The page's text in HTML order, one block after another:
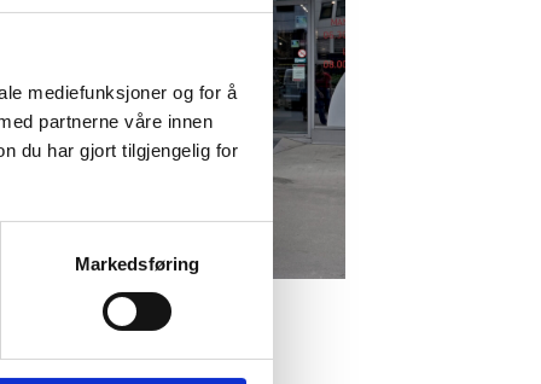
mediefunksjoner og for å
partnerne våre innen
du har gjort tilgjengelig for
Markedsføring